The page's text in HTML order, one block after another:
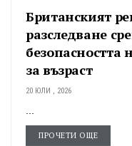
Британският
разследване
безопасността
за възраст
20 ЮЛИ , 2026
ПРОЧЕТИ ОЩЕ